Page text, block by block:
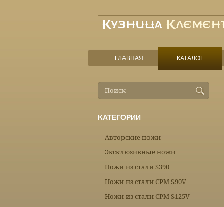
ГЛАВНАЯ КАТАЛОГ
КАТЕГОРИИ
Авторские ножи
Эксклюзивные ножи
Ножи из стали S390
Ножи из стали CPM S90V
Ножи из стали CPM S125V